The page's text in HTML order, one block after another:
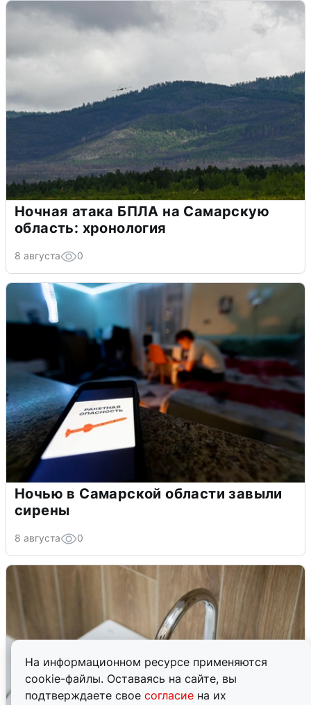
На информационном ресурсе применяются
cookie-файлы. Оставаясь на сайте, вы
подтверждаете свое согласие на их
Ночная атака БПЛА на Самарскую
область: хронология
8 августа 0
Ночью в Самарской области завыли
сирены
8 августа 0